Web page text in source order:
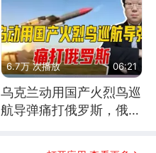
6.7万 次播放 06:21
乌克兰动用国产火烈鸟巡
航导弹痛打俄罗斯，俄军